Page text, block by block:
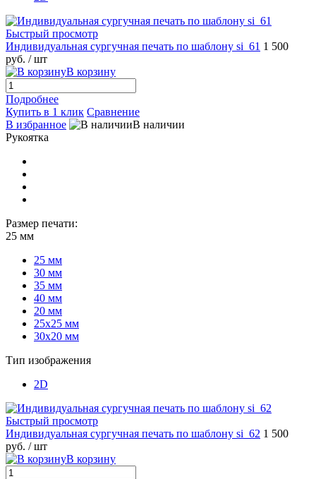
Быстрый просмотр
Индивидуальная сургучная печать по шаблону si_61 1 500
руб. / шт
В корзину
Подробнее
Купить в 1 клик Сравнение
В избранное
В наличии
Рукоятка
Размер печати:
25 мм
25 мм
30 мм
35 мм
40 мм
20 мм
25х25 мм
30х20 мм
Тип изображения
2D
Быстрый просмотр
Индивидуальная сургучная печать по шаблону si_62 1 500
руб. / шт
В корзину